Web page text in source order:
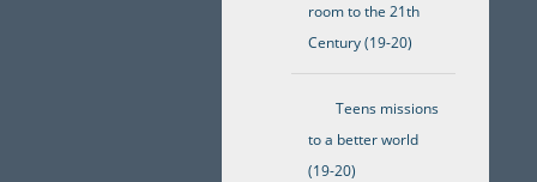
room to the 21th
Century (19-20)
Teens missions
to a better world
(19-20)